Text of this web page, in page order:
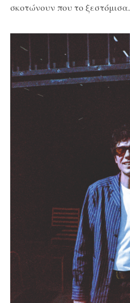
σκοτώνουν που το ξεστόμισα.